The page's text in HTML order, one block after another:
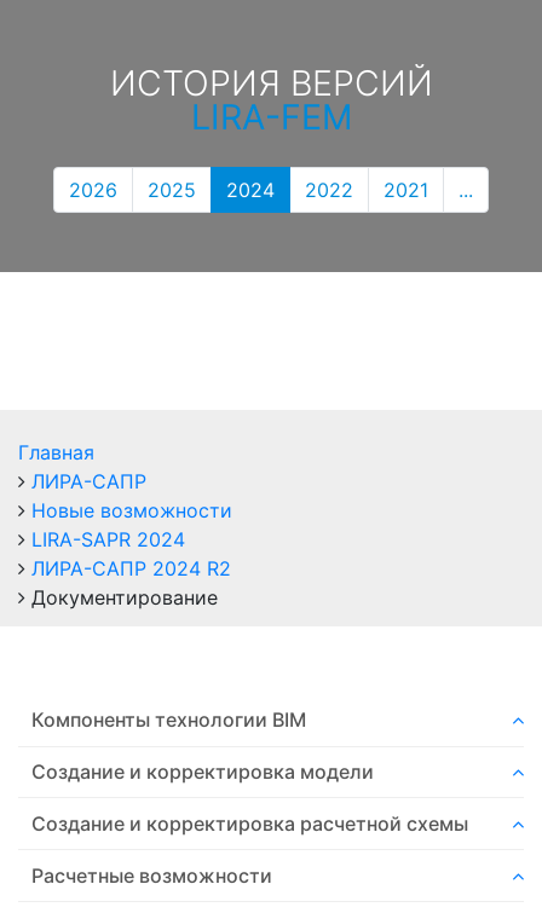
ИСТОРИЯ ВЕРСИЙ
LIRA-FEM
2026 2025 2024 2022 2021 ...
Главная
ЛИРА-САПР
Новые возможности
LIRA-SAPR 2024
ЛИРА-САПР 2024 R2
Документирование
Компоненты технологии ВIM
Создание и корректировка модели
Создание и корректировка расчетной схемы
Расчетные возможности